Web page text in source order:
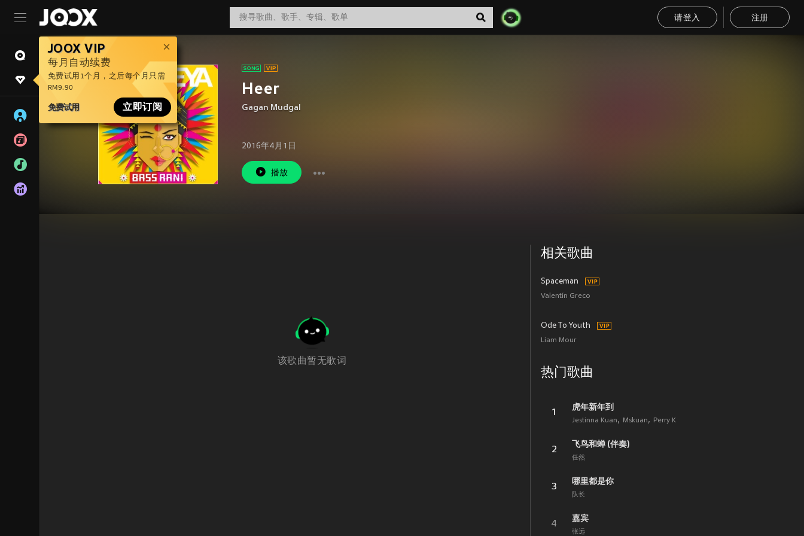
请登入 注册
JOOX VIP
每月自动续费
免费试用1个月，之后每个月只需
RM9.90
免费试用 立即订阅
Heer
Gagan Mudgal
2016年4月1日
播放
该歌曲暂无歌词
相关歌曲
Spaceman
Valentín Greco
Ode To Youth
Liam Mour
热门歌曲
1
虎年新年到
Jestinna Kuan Mskuan Perry K
2
飞鸟和蝉 (伴奏)
任然
3
哪里都是你
队长
4
嘉宾
张远